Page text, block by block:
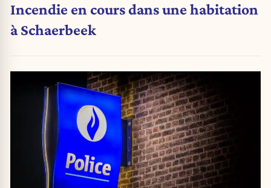
Incendie en cours dans une habitation
à Schaerbeek